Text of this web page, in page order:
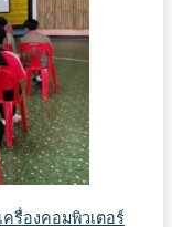
รื่องคอมพิวเตอร์